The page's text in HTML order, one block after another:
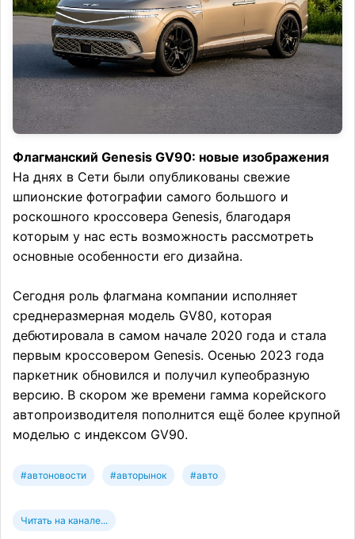
Флагманский Genesis GV90: новые изображения
На днях в Сети были опубликованы свежие
шпионские фотографии самого большого и
роскошного кроссовера Genesis, благодаря
которым у нас есть возможность рассмотреть
основные особенности его дизайна.
Сегодня роль флагмана компании исполняет
среднеразмерная модель GV80, которая
дебютировала в самом начале 2020 года и стала
первым кроссовером Genesis. Осенью 2023 года
паркетник обновился и получил купеобразную
версию. В скором же времени гамма корейского
автопроизводителя пополнится ещё более крупной
моделью с индексом GV90.
#автоновости #авторынок #авто
Читать на канале...